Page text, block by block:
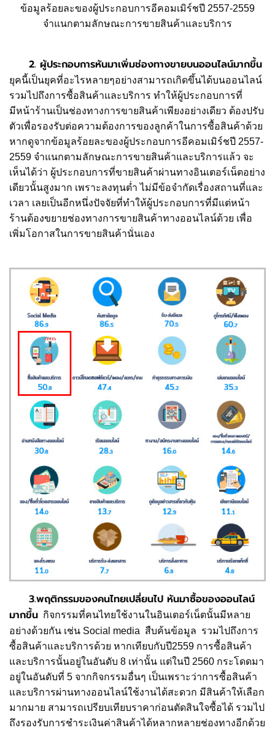
ข้อมูลร้อยละของผู้ประกอบการอีคอมเมิร์ชปี 2557-2559
จำแนกตามลักษณะการขายสินค้าและบริการ
2. ผู้ประกอบการหันมาเพิ่มช่องทางขายบนออนไลน์มากขึ้น
ยุคนี้เป็นยุคที่อะไรหลายๆอย่างสามารถเกิดขึ้นได้บนออนไลน์
รวมไปถึงการซื้อสินค้าและบริการ ทำให้ผู้ประกอบการที่
มีหน้าร้านเป็นช่องทางการขายสินค้าเพียงอย่างเดียว ต้องปรับ
ตัวเพื่อรองรับต่อความต้องการของลูกค้าในการซื้อสินค้าด้วย
หากดูจากข้อมูลร้อยละของผู้ประกอบการอีคอมเมิร์ชปี 2557-
2559 จำแนกตามลักษณะการขายสินค้าและบริการแล้ว จะ
เห็นได้ว่า ผู้ประกอบการที่ขายสินค้าผ่านทางอินเตอร์เน็ตอย่าง
เดียวนั้นสูงมาก เพราะลงทุนต่ำ ไม่มีข้อจำกัดเรื่องสถานที่และ
เวลา เลยเป็นอีกหนึ่งปัจจัยที่ทำให้ผู้ประกอบการที่มีแต่หน้า
ร้านต้องขยายช่องทางการขายสินค้าทางออนไลน์ด้วย เพื่อ
เพิ่มโอกาสในการขายสินค้านั่นเอง
3.พฤติกรรมของคนไทยเปลี่ยนไป หันมาซื้อของออนไลน์
มากขึ้น กิจกรรมที่คนไทยใช้งานในอินเตอร์เน็ตนั้นมีหลาย
อย่างด้วยกัน เช่น Social media สืบค้นข้อมูล รวมไปถึงการ
ซื้อสินค้าและบริการด้วย หากเทียบกับปี2559 การซื้อสินค้า
และบริการนั้นอยู่ในอันดับ 8 เท่านั้น แต่ในปี 2560 กระโดดมา
อยู่ในอันดับที่ 5 จากกิจกรรมอื่นๆ เป็นเพราะว่าการซื้อสินค้า
และบริการผ่านทางออนไลน์ใช้งานได้สะดวก มีสินค้าให้เลือก
มากมาย สามารถเปรียบเทียบราคาก่อนตัดสินใจซื้อได้ รวมไป
ถึงรองรับการชำระเงินค่าสินค้าได้หลากหลายช่องทางอีกด้วย